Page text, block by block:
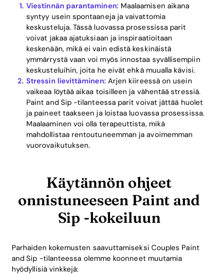
Viestinnän parantaminen: Maalaamisen aikana
syntyy usein spontaaneja ja vaivattomia
keskusteluja. Tässä luovassa prosessissa parit
voivat jakaa ajatuksiaan ja inspiraatioitaan
keskenään, mikä ei vain edistä keskinäistä
ymmärrystä vaan voi myös innostaa syvällisempiin
keskusteluihin, joita he eivät ehkä muualla kävisi.
Stressin lievittäminen: Arjen kiireessä on usein
vaikeaa löytää aikaa toisilleen ja vähentää stressiä.
Paint and Sip -tilanteessa parit voivat jättää huolet
ja paineet taakseen ja loistaa luovassa prosessissa.
Maalaaminen voi olla terapeuttista, mikä
mahdollistaa rentoutuneemman ja avoimemman
vuorovaikutuksen.
Käytännön ohjeet
onnistuneeseen Paint and
Sip -kokeiluun
Parhaiden kokemusten saavuttamiseksi Couples Paint
and Sip -tilanteessa olemme koonneet muutamia
hyödyllisiä vinkkejä: